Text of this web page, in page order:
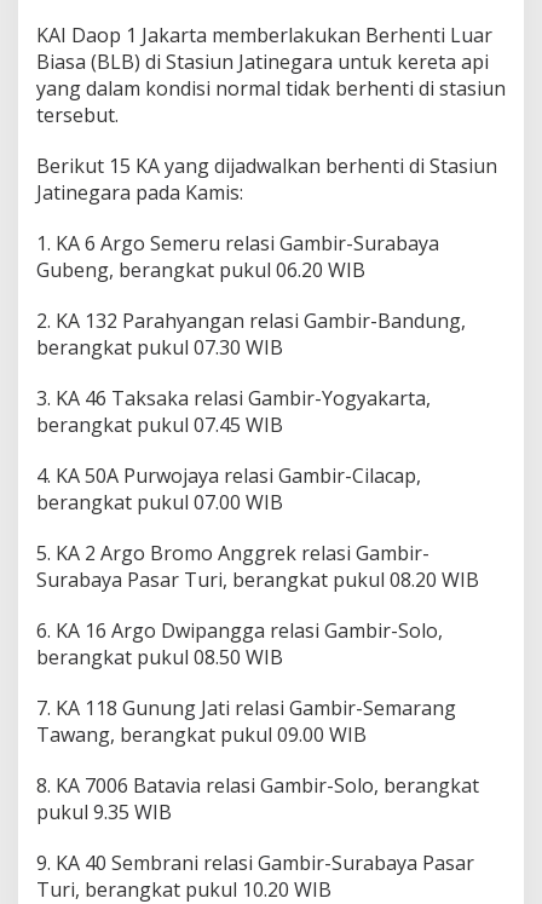
n
J
a
t
e
g
a
a
KAI Daop 1 Jakarta memberlakukan Berhenti Luar
Biasa (BLB) di Stasiun Jatinegara untuk kereta api
yang dalam kondisi normal tidak berhenti di stasiun
tersebut.
Berikut 15 KA yang dijadwalkan berhenti di Stasiun
Jatinegara pada Kamis:
1. KA 6 Argo Semeru relasi Gambir-Surabaya
Gubeng, berangkat pukul 06.20 WIB
2. KA 132 Parahyangan relasi Gambir-Bandung,
berangkat pukul 07.30 WIB
3. KA 46 Taksaka relasi Gambir-Yogyakarta,
berangkat pukul 07.45 WIB
4. KA 50A Purwojaya relasi Gambir-Cilacap,
berangkat pukul 07.00 WIB
5. KA 2 Argo Bromo Anggrek relasi Gambir-
Surabaya Pasar Turi, berangkat pukul 08.20 WIB
6. KA 16 Argo Dwipangga relasi Gambir-Solo,
berangkat pukul 08.50 WIB
7. KA 118 Gunung Jati relasi Gambir-Semarang
Tawang, berangkat pukul 09.00 WIB
8. KA 7006 Batavia relasi Gambir-Solo, berangkat
pukul 9.35 WIB
9. KA 40 Sembrani relasi Gambir-Surabaya Pasar
Turi, berangkat pukul 10.20 WIB